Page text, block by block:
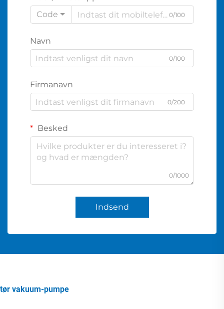
Code
0/100
Navn
0/100
Firmanavn
0/200
Besked
0/1000
Indsend
tør vakuum-pumpe